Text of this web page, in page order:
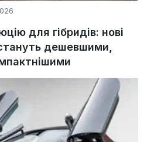
для гібридів: нові
стануть дешевшими,